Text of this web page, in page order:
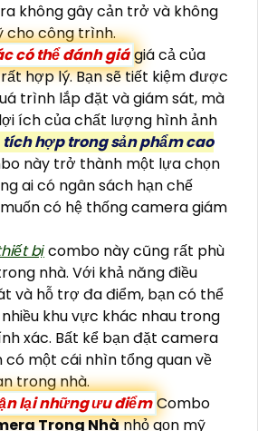
không gây cản trở và không
cho công trình.
có thể đánh giágiá cả của
hợp lý. Bạn sẽ tiết kiệm được
trình lắp đặt và giám sát, mà
ích của chất lượng hình ảnh
tích hợp trong sản phẩm cao
này trở thành một lựa chọn
ai có ngân sách hạn chế
có hệ thống camera giám
bịcombo này cũng rất phù
nhà. Với khả năng điều
và hỗ trợ đa điểm, bạn có thể
khu vực khác nhau trong
xác. Bất kể bạn đặt camera
có một cái nhìn tổng quan về
trong nhà.
lại những ưu điểmCombo
Trong Nhànhỏ gọn mỹ